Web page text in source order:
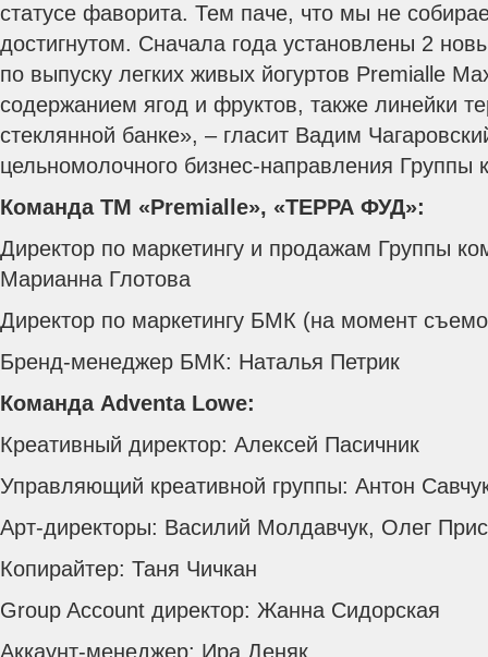
статусе фаворита. Тем паче, что мы не
достигнутом. Сначала года установлены 2
по выпуску легких живых йогуртов Premialle
содержанием ягод и фруктов, также линейки
стеклянной банке», – гласит Вадим
цельномолочного бизнес-направления
Команда ТМ «Premialle», «ТЕРРА ФУД»:
Директор по маркетингу и продажам Группы
Марианна Глотова
Директор по маркетингу БМК (на момент
Бренд-менеджер БМК: Наталья Петрик
Команда Adventa Lowе:
Креативный директор: Алексей Пасичник
Управляющий креативной группы: Антон
Арт-директоры: Василий Молдавчук, Олег
Копирайтер: Таня Чичкан
Group Account директор: Жанна Сидорская
Аккаунт-менеджер: Ира Деняк